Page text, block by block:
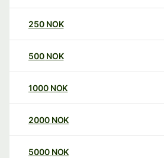
250 NOK
500 NOK
1000 NOK
2000 NOK
5000 NOK